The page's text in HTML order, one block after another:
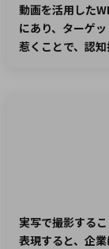
動画を活用した
にあり、ターゲ
惹くことで、認
実写で撮影する
表現すると、企